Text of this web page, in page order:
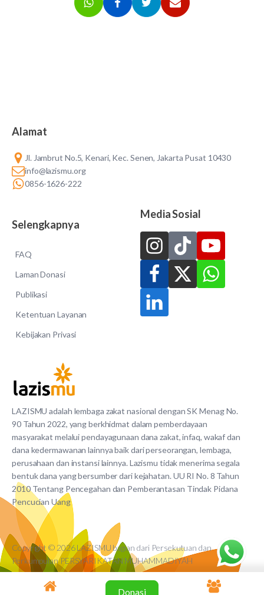
LAZISMU adalah lembaga zakat nasional dengan SK Menag No.
90 Tahun 2022, yang berkhidmat dalam pemberdayaan
masyarakat melalui pendayagunaan dana zakat, infaq, wakaf dan
dana kedermawanan lainnya baik dari perseorangan, lembaga,
perusahaan dan instansi lainnya. Lazismu tidak menerima segala
bentuk dana yang bersumber dari kejahatan. UU RI No. 8 Tahun
2010 Tentang Pencegahan dan Pemberantasan Tindak Pidana
Pencucian Uang
Alamat
Jl. Jambrut No.5, Kenari, Kec. Senen, Jakarta Pusat 10430
info@lazismu.org
0856-1626-222
Selengkapnya
FAQ
Laman Donasi
Publikasi
Ketentuan Layanan
Kebijakan Privasi
Media Sosial
Copyright © 2026 LAZISMU bagian dari Persekutuan dan
Perkumpulan PERSYARIKATAN MUHAMMADIYAH
Donasi